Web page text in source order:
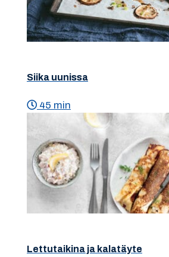
Siika uunissa
45 min
Lettutaikina ja kalatäyte